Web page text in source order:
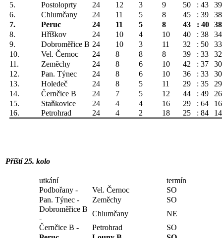
5.
Postoloprty 24 12 3 9 50 : 43
39
6.
Chlumčany 24 11 5 8 45 : 39
38
7.
Peruc 24 11 5 8 43 : 40 38
8.
Hříškov 24 10 4 10 40 : 38
34
9.
Dobroměřice B 24 10 3 11 32 : 50
33
10.
Vel. Černoc 24 8 8 8 39 : 33
32
11.
Zeměchy 24 8 6 10 42 : 37
30
12.
Pan. Týnec 24 8 6 10 36 : 33
30
13.
Holedeč 24 8 5 11 29 : 35
29
14.
Černčice B 24 7 5 12 44 : 49
26
15.
Staňkovice 24 4 4 16 29 : 64
16
16.
Petrohrad 24 4 2 18 25 : 84 14
Příští 25. kolo
utkání
termín
Podbořany -
Vel. Černoc
SO
Pan. Týnec -
Zeměchy
SO
Dobroměřice B
-
Chlumčany
NE
Černčice B -
Petrohrad
SO